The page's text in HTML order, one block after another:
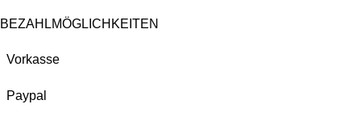
BEZAHLMÖGLICHKEITEN
Vorkasse
Paypal